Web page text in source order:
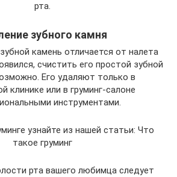
рта.
зубного камня
камень отличается от налета
счистить его простой зубной
Его удаляют только в
клинике или в груминг-салоне
инструментами.
узнайте из нашей статьи: Что
такое груминг
рта вашего любимца следует